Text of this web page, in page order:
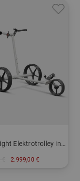
K5 Straight Elektrotrolley inkl. Schirmhalter
2.999,00 €